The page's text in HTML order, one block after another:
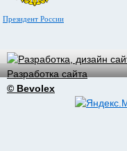
Президент России
Разработка сайта
© Bevolex